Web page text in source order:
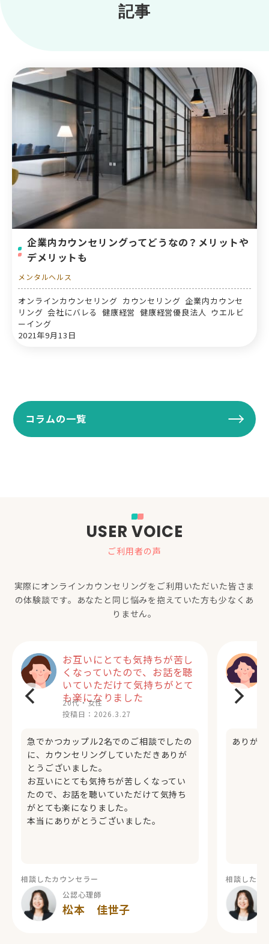
記事
企業内カウンセリングってどうなの？メリットや
デメリットも
メンタルヘルス
オンラインカウンセリング カウンセリング 企業内カウンセ
リング 会社にバレる 健康経営 健康経営優良法人 ウエルビ
ーイング
2021年9月13日
コラムの一覧
USER VOICE
ご利用者の声
実際にオンラインカウンセリングをご利用いただいた皆さま
の体験談です。あなたと同じ悩みを抱えていた方も少なくあ
りません。
お互いにとても気持ちが苦し
くなっていたので、お話を聴
いていただけて気持ちがとて
も楽になりました
20代・女性
投稿日： 2026.3.27
急でかつカップル2名でのご相談でしたの
に、カウンセリングしていただきありが
とうございました。
お互いにとても気持ちが苦しくなってい
たので、お話を聴いていただけて気持ち
がとても楽になりました。
本当にありがとうございました。
相談したカウンセラー
公認心理師
松本 佳世子
ありが
相談したカ